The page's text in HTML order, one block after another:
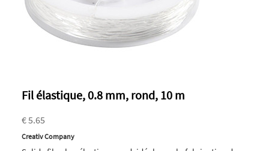
Fil élastique, 0.8 mm, rond, 10 m
€ 5.65
Creativ Company